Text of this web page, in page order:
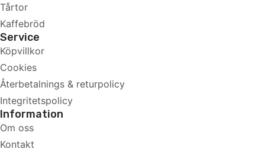
Tårtor
Kaffebröd
Service
Köpvillkor
Cookies
Återbetalnings & returpolicy
Integritetspolicy
Information
Om oss
Kontakt